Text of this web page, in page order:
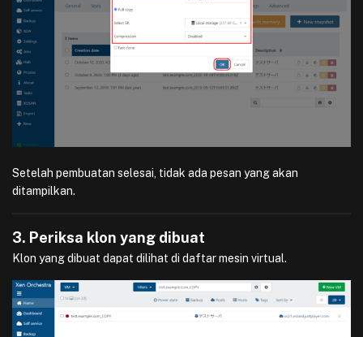
Setelah pembuatan selesai, tidak ada pesan yang akan
ditampilkan.
3. Periksa klon yang dibuat
Klon yang dibuat dapat dilihat di daftar mesin virtual.